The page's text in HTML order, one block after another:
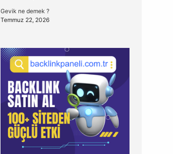
Gevik ne demek ?
Temmuz 22, 2026